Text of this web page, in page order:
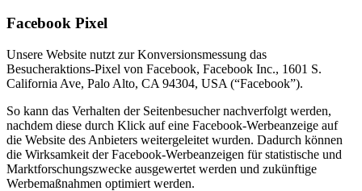
Facebook Pixel
Unsere Website nutzt zur Konversionsmessung das
Besucheraktions-Pixel von Facebook, Facebook Inc., 1601 S.
California Ave, Palo Alto, CA 94304, USA (“Facebook”).
So kann das Verhalten der Seitenbesucher nachverfolgt werden,
nachdem diese durch Klick auf eine Facebook-Werbeanzeige auf
die Website des Anbieters weitergeleitet wurden. Dadurch können
die Wirksamkeit der Facebook-Werbeanzeigen für statistische und
Marktforschungszwecke ausgewertet werden und zukünftige
Werbemaßnahmen optimiert werden.